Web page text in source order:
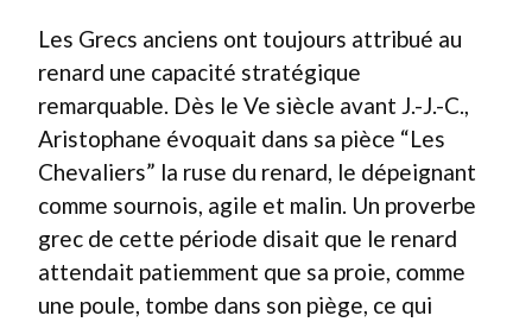
Les Grecs anciens ont toujours attribué au
renard une capacité stratégique
remarquable. Dès le Ve siècle avant J.-J.-C.,
Aristophane évoquait dans sa pièce “Les
Chevaliers” la ruse du renard, le dépeignant
comme sournois, agile et malin. Un proverbe
grec de cette période disait que le renard
attendait patiemment que sa proie, comme
une poule, tombe dans son piège, ce qui